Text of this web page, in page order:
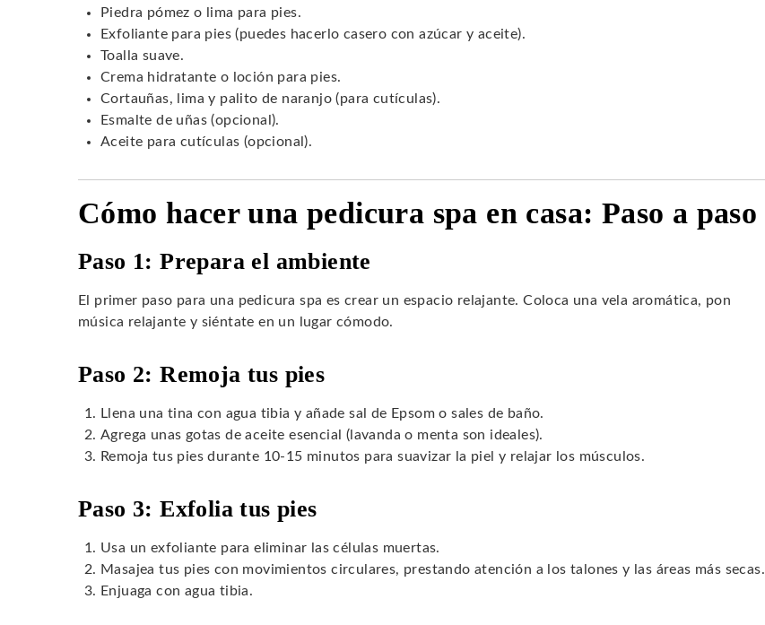
Piedra pómez o lima para pies.
Exfoliante para pies (puedes hacerlo casero con azúcar y aceite).
Toalla suave.
Crema hidratante o loción para pies.
Cortauñas, lima y palito de naranjo (para cutículas).
Esmalte de uñas (opcional).
Aceite para cutículas (opcional).
Cómo hacer una pedicura spa en casa: Paso a paso
Paso 1: Prepara el ambiente
El primer paso para una pedicura spa es crear un espacio relajante. Coloca una vela aromática, pon
música relajante y siéntate en un lugar cómodo.
Paso 2: Remoja tus pies
Llena una tina con agua tibia y añade sal de Epsom o sales de baño.
Agrega unas gotas de aceite esencial (lavanda o menta son ideales).
Remoja tus pies durante 10-15 minutos para suavizar la piel y relajar los músculos.
Paso 3: Exfolia tus pies
Usa un exfoliante para eliminar las células muertas.
Masajea tus pies con movimientos circulares, prestando atención a los talones y las áreas más secas.
Enjuaga con agua tibia.